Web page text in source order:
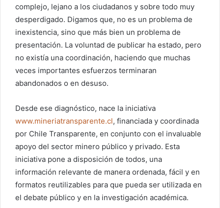
complejo, lejano a los ciudadanos y sobre todo muy
desperdigado. Digamos que, no es un problema de
inexistencia, sino que más bien un problema de
presentación. La voluntad de publicar ha estado, pero
no existía una coordinación, haciendo que muchas
veces importantes esfuerzos terminaran
abandonados o en desuso.
Desde ese diagnóstico, nace la iniciativa
www.mineriatransparente.cl, financiada y coordinada
por Chile Transparente, en conjunto con el invaluable
apoyo del sector minero público y privado. Esta
iniciativa pone a disposición de todos, una
información relevante de manera ordenada, fácil y en
formatos reutilizables para que pueda ser utilizada en
el debate público y en la investigación académica.